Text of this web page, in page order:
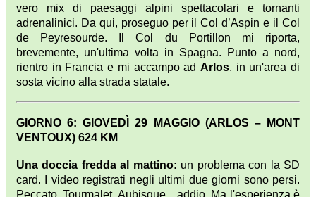
vero mix di paesaggi alpini spettacolari e tornanti
adrenalinici. Da qui, proseguo per il Col d’Aspin e il Col
de Peyresourde. Il Col du Portillon mi riporta,
brevemente, un'ultima volta in Spagna. Punto a nord,
rientro in Francia e mi accampo ad Arlos, in un'area di
sosta vicino alla strada statale.
GIORNO 6: GIOVEDÌ 29 MAGGIO (ARLOS – MONT
VENTOUX) 624 KM
Una doccia fredda al mattino: un problema con la SD
card. I video registrati negli ultimi due giorni sono persi.
Peccato, Tourmalet, Aubisque... addio. Ma l'esperienza è